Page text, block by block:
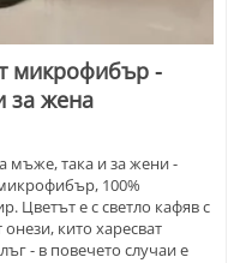
микрофибър -
за жена
мъже, така и за жени -
100%
Цветът е с светло кафяв с
кито харесват
- в повечето случаи е